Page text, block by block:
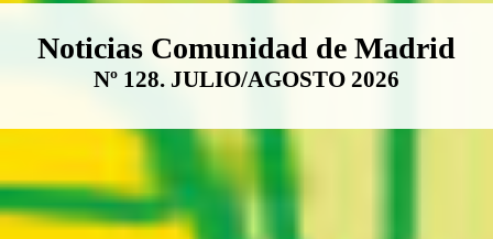
Boletín Noticias Comunidad de
Noticias Comunidad de Madrid
Nº 128. JULIO/AGOSTO 2026